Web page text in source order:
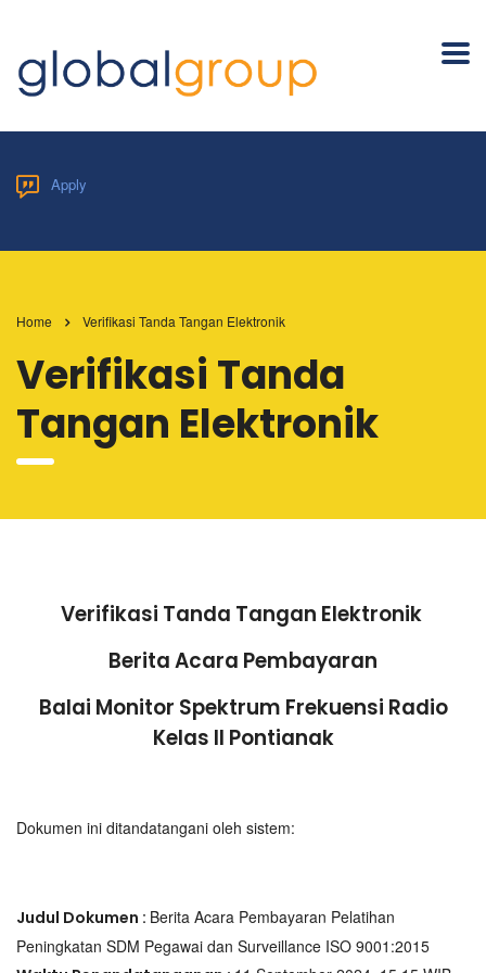
Apply
Home Verifikasi Tanda Tangan Elektronik
Verifikasi Tanda
Tangan Elektronik
Verifikasi Tanda Tangan Elektronik
Berita Acara Pembayaran
Balai Monitor Spektrum Frekuensi Radio
Kelas II Pontianak
Dokumen ini ditandatangani oleh sistem:
Judul Dokumen : Berita Acara Pembayaran Pelatihan
Peningkatan SDM Pegawai dan Surveillance ISO 9001:2015